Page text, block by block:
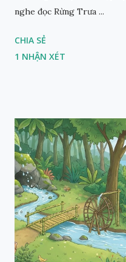
nghe đọc Rừng Trưa ...
CHIA SẺ
1 NHẬN XÉT